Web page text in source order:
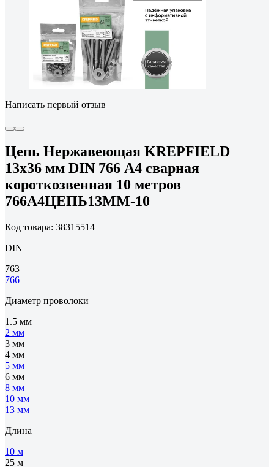
Написать первый отзыв
Цепь Нержавеющая KREPFIELD
13х36 мм DIN 766 А4 сварная
короткозвенная 10 метров
766А4ЦЕПЬ13ММ-10
Код товара: 38315514
DIN
763
766
Диаметр проволоки
1.5 мм
2 мм
3 мм
4 мм
5 мм
6 мм
8 мм
10 мм
13 мм
Длина
10 м
25 м